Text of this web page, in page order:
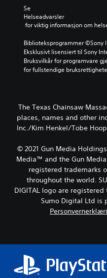
Se
Helseadvarsler
for viktig informasjon om
Biblioteksprogrammer ©Sony
Eksklusivt lisensiert til Sony
Bruksvilkår for programvare
for fullstendige
The Texas Chainsaw
places, names and other
Inc./Kim Henkel/Tobe
© 2021 Gun Media
Media™ and the Gun
registered trademarks
throughout the world.
DIGITAL logo are
Sumo Digital Ltd is